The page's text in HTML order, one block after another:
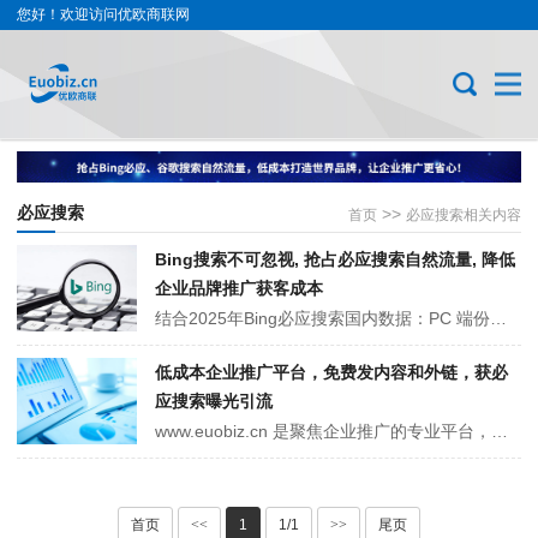
您好！欢迎访问优欧商联网
首页 >> 必应搜索相关内容
必应搜索
Bing搜索不可忽视, 抢占必应搜索自然流量, 降低
企业品牌推广获客成本
结合2025年Bing必应搜索国内数据：PC 端份额 51%、移动端 25.49%，多为企业用户。依托内容推广平台 euobiz.cn，借精准内容营销、优化适配等策略，企业可高效获取必应搜索自然流量，降低推广获客成本、提升品牌影响力，还能与百度搜索形成流量互补，助力科技、制造、B2B 贸易等企业抢占商业机会。
低成本企业推广平台，免费发内容和外链，获必
应搜索曝光引流
www.euobiz.cn 是聚焦企业推广的专业平台，以 “低成本、易曝光” 为核心，支持企业免费发布产品和业务内容，还能添加官网等免费外链引流。其优势在于内容可快速被 Bing 必应等搜索引擎收录排名，助力企业触达精准客户。无论是初创、中小微还是传统企业，都能借此降本增效，提升企业品牌知名度与业务影···
首页 << 1 1/1 >> 尾页